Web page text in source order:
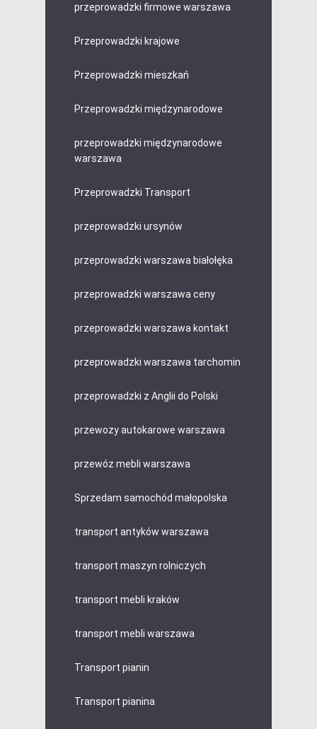
przeprowadzki firmowe warszawa
Przeprowadzki krajowe
Przeprowadzki mieszkań
Przeprowadzki międzynarodowe
przeprowadzki międzynarodowe
warszawa
Przeprowadzki Transport
przeprowadzki ursynów
przeprowadzki warszawa białołęka
przeprowadzki warszawa ceny
przeprowadzki warszawa kontakt
przeprowadzki warszawa tarchomin
przeprowadzki z Anglii do Polski
przewozy autokarowe warszawa
przewóz mebli warszawa
Sprzedam samochód małopolska
transport antyków warszawa
transport maszyn rolniczych
transport mebli kraków
transport mebli warszawa
Transport pianin
Transport pianina